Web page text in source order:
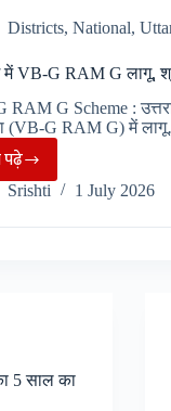
Districts, National,
VB-G RAM G लागू,
RAM G Scheme :
(VB-G RAM G) में
पढ़े
प्रदेश
में
VB-
को
Srishti 1 July 2026
5 साल का